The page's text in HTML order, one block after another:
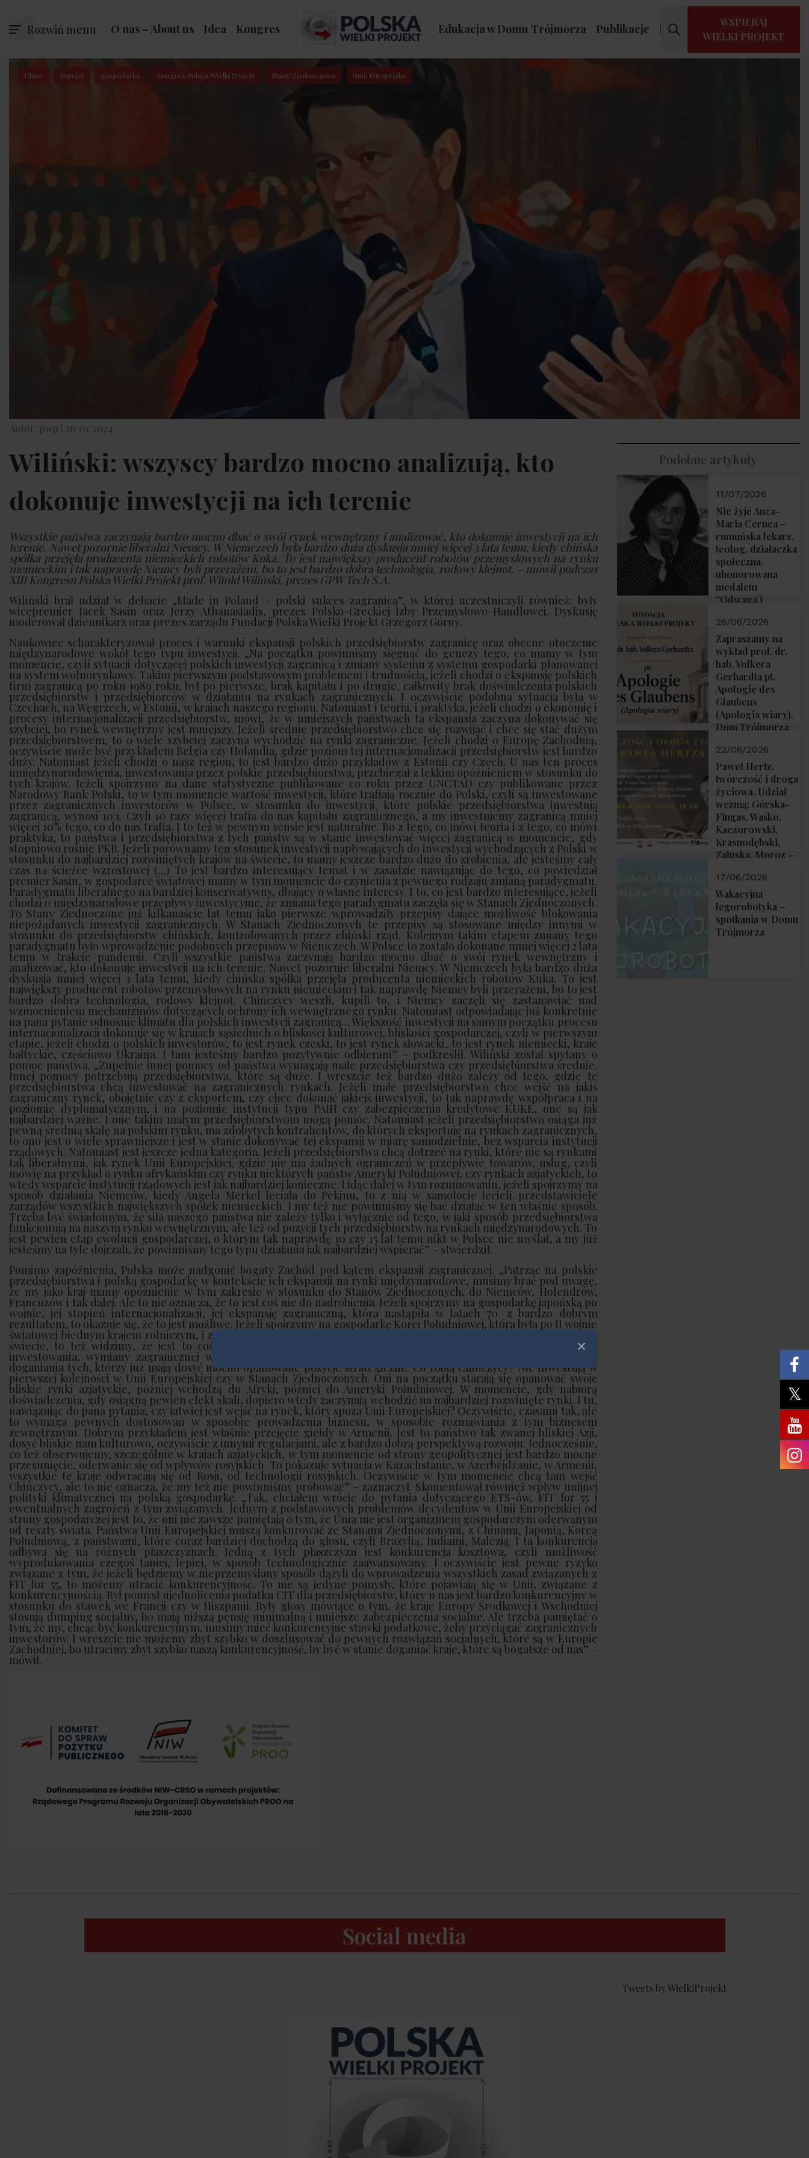
Rozwiń menu O nas – About us Idea Kongres Edukacja w Domu Trójmorza Publikacje Kontakt
WSPIERAJ
WIELKI PROJEKT
Chiny Europa gospodarka Kongres Polska Wielki Projekt Stany Zjednoczone Unia Europejska
Autor: pwp | 26/01/2024
Wiliński: wszyscy bardzo mocno analizują, kto
dokonuje inwestycji na ich terenie
Wszystkie państwa zaczynają bardzo mocno dbać o swój rynek wewnętrzny i analizować, kto dokonuje inwestycji na ich
terenie. Nawet pozornie liberalni Niemcy. W Niemczech była bardzo duża dyskusja mniej więcej 3 lata temu, kiedy chińska
spółka przejęła producenta niemieckich robotów Kuka. To jest największy producent robotów przemysłowych na rynku
niemieckim i tak naprawdę Niemcy byli przerażeni, bo to jest bardzo dobra technologia, rodowy klejnot. – mówił podczas
XIII Kongresu Polska Wielki Projekt prof. Witold Wiliński, prezes GPW Tech S.A.
Wiliński brał udział w debacie „Made in Poland – polski sukces zagranicą”, w której uczestniczyli również: były
wicepremier Jacek Sasin oraz Jerzy Athanasiadis, prezes Polsko-Greckiej Izby Przemysłowo-Handlowej. Dyskusję
moderował dziennikarz oraz prezes zarządu Fundacji Polska Wielki Projekt Grzegorz Górny.
Naukowiec scharakteryzował proces i warunki ekspansji polskich przedsiębiorstw zagranicę oraz obecne otoczenie
międzynarodowe wokół tego typu inwestycji. „Na początku powinniśmy sięgnąć do genezy tego, co mamy w tym
momencie, czyli sytuacji dotyczącej polskich inwestycji zagranicą i zmiany systemu z systemu gospodarki planowanej
na system wolnorynkowy. Takim pierwszym podstawowym problemem i trudnością, jeżeli chodzi o ekspansję polskich
firm zagranicą po roku 1989 roku, był po pierwsze, brak kapitału i po drugie, całkowity brak doświadczenia polskich
przedsiębiorstw i przedsiębiorców w działaniu na rynkach zagranicznych. I oczywiście podobna sytuacja była w
Czechach, na Węgrzech, w Estonii, w krajach naszego regionu. Natomiast i teoria, i praktyka, jeżeli chodzi o ekonomię i
procesy internacjonalizacji przedsiębiorstw, mówi, że w mniejszych państwach ta ekspansja zaczyna dokonywać się
szybciej, bo rynek wewnętrzny jest mniejszy. Jeżeli średnie przedsiębiorstwo chce się rozwijać i chce się stać dużym
przedsiębiorstwem, to o wiele szybciej zaczyna wychodzić na rynki zagraniczne. Jeżeli chodzi o Europę Zachodnią,
oczywiście może być przykładem Belgia czy Holandia, gdzie poziom tej internacjonalizacji przedsiębiorstw jest bardzo
duży. Natomiast jeżeli chodzi o nasz region, to jest bardzo dużo przykładów z Estonii czy Czech. U nas ten proces
umiędzynarodowienia, inwestowania przez polskie przedsiębiorstwa, przebiegał z lekkim opóźnieniem w stosunku do
tych krajów. Jeżeli spojrzymy na dane statystyczne publikowane co roku przez UNCTAD czy publikowane przez
Narodowy Bank Polski, to w tym momencie wartość inwestycji, które trafiają rocznie do Polski, czyli są inwestowane
przez zagranicznych inwestorów w Polsce, w stosunku do inwestycji, które polskie przedsiębiorstwa inwestują
zagranicą, wynosi 10:1. Czyli 10 razy więcej trafia do nas kapitału zagranicznego, a my inwestujemy zagranicą mniej
więcej 10% tego, co do nas trafia. I to też w pewnym sensie jest naturalne. Bo z tego, co mówi teoria i z tego, co mówi
praktyka, to państwa i przedsiębiorstwa z tych państw są w stanie inwestować więcej zagranicą w momencie, gdy
stopniowo rośnie PKB. Jeżeli porównamy ten stosunek inwestycji napływających do inwestycji wychodzących z Polski w
stosunku do najbardziej rozwiniętych krajów na świecie, to mamy jeszcze bardzo dużo do zrobienia, ale jesteśmy cały
czas na ścieżce wzrostowej (…) To jest bardzo interesujący temat i w zasadzie nawiązując do tego, co powiedział
premier Sasin, w gospodarce światowej mamy w tym momencie do czynienia z pewnego rodzaju zmianą paradygmatu.
Paradygmatu liberalnego na bardziej konserwatywny, dbający o własne interesy. I to, co jest bardzo interesujące, jeżeli
chodzi o międzynarodowe przepływy inwestycyjne, że zmiana tego paradygmatu zaczęła się w Stanach Zjednoczonych.
To Stany Zjednoczone już kilkanaście lat temu jako pierwsze wprowadziły przepisy dające możliwość blokowania
niepożądanych inwestycji zagranicznych. W Stanach Zjednoczonych te przepisy są stosowane między innymi w
stosunku do przedsiębiorstw chińskich, kontrolowanych przez chiński rząd. Kolejnym takim etapem zmiany tego
paradygmatu było wprowadzenie podobnych przepisów w Niemczech. W Polsce to zostało dokonane mniej więcej 2 lata
temu w trakcie pandemii. Czyli wszystkie państwa zaczynają bardzo mocno dbać o swój rynek wewnętrzny i
analizować, kto dokonuje inwestycji na ich terenie. Nawet pozornie liberalni Niemcy. W Niemczech była bardzo duża
dyskusja mniej więcej 3 lata temu, kiedy chińska spółka przejęła producenta niemieckich robotów Kuka. To jest
największy producent robotów przemysłowych na rynku niemieckim i tak naprawdę Niemcy byli przerażeni, bo to jest
bardzo dobra technologia, rodowy klejnot. Chińczycy weszli, kupili to, i Niemcy zaczęli się zastanawiać nad
wzmocnieniem mechanizmów dotyczących ochrony ich wewnętrznego rynku. Natomiast odpowiadając już konkretnie
na pana pytanie odnośnie klimatu dla polskich inwestycji zagranicą… Większość inwestycji na samym początku procesu
internacjonalizacji dokonuje się w krajach sąsiednich o bliskości kulturowej, bliskości gospodarczej, czyli w pierwszym
etapie, jeżeli chodzi o polskich inwestorów, to jest rynek czeski, to jest rynek słowacki, to jest rynek niemiecki, kraje
bałtyckie, częściowo Ukraina. I tam jesteśmy bardzo pozytywnie odbierani” – podkreślił. Wiliński został spytany o
pomoc państwa. „Zupełnie innej pomocy od państwa wymagają małe przedsiębiorstwa czy przedsiębiorstwa średnie.
Innej pomocy potrzebują przedsiębiorstwa, które są duże. I wreszcie też bardzo dużo zależy od tego, gdzie te
przedsiębiorstwa chcą inwestować na zagranicznych rynkach. Jeżeli małe przedsiębiorstwo chce wejść na jakiś
zagraniczny rynek, obojętnie czy z eksportem, czy chce dokonać jakiejś inwestycji, to tak naprawdę współpraca i na
poziomie dyplomatycznym, i na poziomie instytucji typu PAIH czy zabezpieczenia kredytowe KUKE, one są jak
najbardziej ważne. I one takim małym przedsiębiorstwom mogą pomóc. Natomiast jeżeli przedsiębiorstwo osiąga już
pewną średnią skalę na polskim rynku, ma zdobytych kontrahentów, do których eksportuje na rynkach zagranicznych,
to ono jest o wiele sprawniejsze i jest w stanie dokonywać tej ekspansji w miarę samodzielnie, bez wsparcia instytucji
rządowych. Natomiast jest jeszcze jedna kategoria. Jeżeli przedsiębiorstwa chcą dotrzeć na rynki, które nie są rynkami
tak liberalnymi, jak rynek Unii Europejskiej, gdzie nie ma żadnych ograniczeń w przepływie towarów, usług, czyli
mówię na przykład o rynku afrykańskim czy rynku niektórych państw Ameryki Południowej, czy rynkach azjatyckich, to
wtedy wsparcie instytucji rządowych jest jak najbardziej konieczne. I idąc dalej w tym rozumowaniu, jeżeli spojrzymy na
sposób działania Niemców, kiedy Angela Merkel leciała do Pekinu, to z nią w samolocie lecieli przedstawiciele
zarządów wszystkich największych spółek niemieckich. I my też nie powinniśmy się bać działać w ten właśnie sposób.
Trzeba być świadomym, że siła naszego państwa nie zależy tylko i wyłącznie od tego, w jaki sposób przedsiębiorstwa
funkcjonują na naszym rynku wewnętrznym, ale też od pozycji tych przedsiębiorstw na rynkach międzynarodowych. To
jest pewien etap ewolucji gospodarczej, o którym tak naprawdę 10 czy 15 lat temu nikt w Polsce nie myślał, a my już
jesteśmy na tyle dojrzali, że powinniśmy tego typu działania jak najbardziej wspierać” – stwierdził.
Pomimo zapóźnienia, Polska może nadgonić bogaty Zachód pod kątem ekspansji zagranicznej. „Patrząc na polskie
przedsiębiorstwa i polską gospodarkę w kontekście ich ekspansji na rynki międzynarodowe, musimy brać pod uwagę,
że my jako kraj mamy opóźnienie w tym zakresie w stosunku do Stanów Zjednoczonych, do Niemców, Holendrów,
Francuzów i tak dalej. Ale to nie oznacza, że to jest coś nie do nadrobienia. Jeżeli spojrzymy na gospodarkę japońską po
wojnie, jej stopień internacjonalizacji, jej ekspansję zagraniczną, która nastąpiła w latach 70. z bardzo dobrym
rezultatem, to okazuje się, że to jest możliwe. Jeżeli spojrzymy na gospodarkę Korei Południowej, która była po II wojnie
światowej biednym krajem rolniczym, i zobaczymy, jak mocno obecne są firmy koreańskie w tym momencie na całym
świecie, to też widzimy, że jest to coś, co jest do zrobienia. Z reguły jeżeli jest jakieś zapóźnienie w procesie
inwestowania, wymiany zagranicznej w stosunku do tych światowych liderów, to trzeba przyjąć jakąś strategię
doganiania tych, którzy już mają dosyć mocno opanowane pozycje strategiczne. Co robią Chińczycy? Nie inwestują w
pierwszej kolejności w Unii Europejskiej czy w Stanach Zjednoczonych. Oni na początku starają się opanować swoje
bliskie rynki azjatyckie, później wchodzą do Afryki, później do Ameryki Południowej. W momencie, gdy nabiorą
doświadczenia, gdy osiągną pewien efekt skali, dopiero wtedy zaczynają wchodzić na najbardziej rozwinięte rynki. I tu,
nawiązując do pana pytania, czy łatwiej jest wejść na rynek, który spoza Unii Europejskiej? Oczywiście, czasami tak, ale
to wymaga pewnych dostosowań w sposobie prowadzenia biznesu, w sposobie rozmawiania z tym biznesem
zewnętrznym. Dobrym przykładem jest właśnie przejęcie giełdy w Armenii. Jest to państwo tak zwanej bliskiej Azji,
dosyć bliskie nam kulturowo, oczywiście z innymi regulacjami, ale z bardzo dobrą perspektywą rozwoju. Jednocześnie,
co też obserwujemy, szczególnie w krajach azjatyckich, w tym momencie od strony geopolitycznej jest bardzo mocne
przesunięcie, oderwanie się od wpływów rosyjskich. To pokazuje sytuacja w Kazachstanie, w Azerbejdżanie, w Armenii,
wszystkie te kraje odwracają się od Rosji, od technologii rosyjskich. Oczywiście w tym momencie chcą tam wejść
Chińczycy, ale to nie oznacza, że my też nie powinniśmy próbować” – zaznaczył. Skomentował również wpływ unijnej
polityki klimatycznej na polską gospodarkę. „Tak, chciałem wrócić do pytania dotyczącego ETS-ów, FIT for 55 i
ewentualnych zagrożeń z tym związanych. Jednym z podstawowych problemów decydentów w Unii Europejskiej od
strony gospodarczej jest to, że oni nie zawsze pamiętają o tym, że Unia nie jest organizmem gospodarczym oderwanym
od reszty świata. Państwa Unii Europejskiej muszą konkurować ze Stanami Zjednoczonymi, z Chinami, Japonią, Koreą
Południową, z państwami, które coraz bardziej dochodzą do głosu, czyli Brazylią, Indiami, Malezją. I ta konkurencja
odbywa się na różnych płaszczyznach. Jedną z tych płaszczyzn jest konkurencja kosztowa, czyli możliwość
wyprodukowania czegoś taniej, lepiej, w sposób technologicznie zaawansowany. I oczywiście jest pewne ryzyko
związane z tym, że jeżeli będziemy w nieprzemyślany sposób dążyli do wprowadzenia wszystkich zasad związanych z
FIT for 55, to możemy utracić konkurencyjność. To nie są jedyne pomysły, które pojawiają się w Unii, związane z
konkurencyjnością. Był pomysł ujednolicenia podatku CIT dla przedsiębiorstw, który u nas jest bardzo konkurencyjny w
stosunku do stawek we Francji czy w Hiszpanii. Były głosy mówiące o tym, że kraje Europy Środkowej i Wschodniej
stosują dumping socjalny, bo mają niższą pensję minimalną i mniejsze zabezpieczenia socjalne. Ale trzeba pamiętać o
tym, że my, chcąc być konkurencyjnym, musimy mieć konkurencyjne stawki podatkowe, żeby przyciągać zagranicznych
inwestorów. I wreszcie nie możemy zbyt szybko w doszlusować do pewnych rozwiązań socjalnych, które są w Europie
Zachodniej, bo utracimy zbyt szybko naszą konkurencyjność, by być w stanie doganiać kraje, które są bogatsze od nas” –
mówił.
Podobne artykuły
11/07/2026
Nie żyje Anca-
Maria Cernea –
rumuńska lekarz,
teolog, działaczka
społeczna,
uhonorowana
medalem
“Odwaga i
przez Fundację
Polska Wielki
Projekt
26/06/2026
Zapraszamy na
wykład prof. dr.
hab. Volkera
Gerhardta pt.
Apologie des
Glaubens
(Apologia wiary).
Dom Trójmorza
godz. 18:00.
22/06/2026
Paweł Hertz,
twórczość i droga
życiowa. Udział
wezmą: Górska-
Fingas, Waśko,
Kaczorowski,
Krasnodębski,
Załuska, Moroz –
r. godz. 18:00 w
Domu Trójmorza.
Zapraszamy!
17/06/2026
Wakacyjna
legorobotyka –
spotkania w Domu
Trójmorza
Social media
Tweets by WielkiProjekt
Zamknij